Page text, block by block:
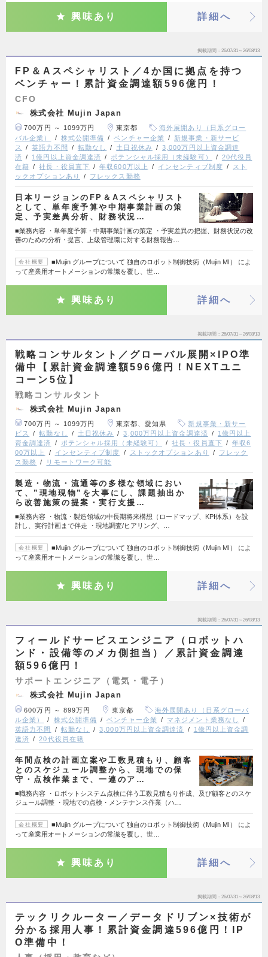
興味あり 詳細へ
掲載期間 26/07/31～26/08/13
FP＆Aスペシャリスト／4か国に拠点を持つ
ベンチャー！累計資金調達額596億円！
CFO
株式会社 Mujin Japan
700万円 ～ 1099万円 東京都
海外展開あり（日系グロー
バル企業）
株式公開準備 ベンチャー企業
新規事業・新サービ
ス
英語力不問 転勤なし 土日祝休み
3,000万円以上資金調達
済
1億円以上資金調達済 ポテンシャル採用（未経験可）
20代役員
在籍
社長・役員直下 年収600万以上 インセンティブ制度
スト
ックオプションあり
フレックス勤務
日本リージョンのFP＆Aスペシャリスト
として、単年度予算や中期事業計画の策
定、予実差異分析、財務状況…
■業務内容 ・単年度予算・中期事業計画の策定 ・予実差異の把握、財務状況の改
善のための分析・提言、上級管理職に対する財務報告…
会社概要
■Mujin グループについて 独自のロボット制御技術（Mujin MI） によ
って産業用オートメーションの常識を覆し、世…
興味あり 詳細へ
掲載期間 26/07/31～26/08/13
戦略コンサルタント／グローバル展開×IPO準
備中【累計資金調達額596億円！NEXTユニ
コーン5位】
戦略コンサルタント
株式会社 Mujin Japan
700万円 ～ 1099万円 東京都、愛知県
新規事業・新サー
ビス
転勤なし 土日祝休み 3,000万円以上資金調達済
1億円以上
資金調達済
ポテンシャル採用（未経験可） 社長・役員直下
年収6
00万以上
インセンティブ制度 ストックオプションあり
フレック
ス勤務
リモートワーク可能
製造・物流・流通等の多様な領域におい
て、”現地現物”を大事にし、課題抽出か
ら改善施策の提案・実行支援…
■業務内容 ・物流・製造領域の中長期将来構想（ロードマップ、KPI体系）を設
計し、実行計画まで伴走 ・現地調査/ヒアリング、…
会社概要
■Mujin グループについて 独自のロボット制御技術（Mujin MI） によ
って産業用オートメーションの常識を覆し、世…
興味あり 詳細へ
掲載期間 26/07/31～26/08/13
フィールドサービスエンジニア（ロボットハ
ンド・設備等のメカ側担当）／累計資金調達
額596億円！
サポートエンジニア（電気・電子）
株式会社 Mujin Japan
600万円 ～ 899万円 東京都
海外展開あり（日系グローバ
ル企業）
株式公開準備 ベンチャー企業
マネジメント業務なし
英語力不問
転勤なし 3,000万円以上資金調達済
1億円以上資金調
達済
20代役員在籍
年間点検の計画立案や工数見積もり、顧客
とのスケジュール調整から、現地での保
守・点検作業まで、一連のア…
■職務内容 ・ロボットシステム点検に伴う工数見積もり作成、及び顧客とのスケ
ジュール調整 ・現地での点検・メンテナンス作業（ハ…
会社概要
■Mujin グループについて 独自のロボット制御技術（Mujin MI） によ
って産業用オートメーションの常識を覆し、世…
興味あり 詳細へ
掲載期間 26/07/31～26/08/13
テックリクルーター／データドリブン×技術が
分かる採用人事！累計資金調達596億円！IP
O準備中！